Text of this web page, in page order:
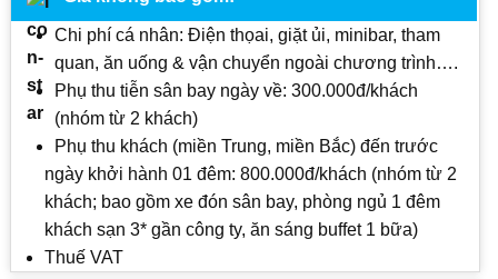
Chi phí cá nhân: Điện thọai, giặt ủi, minibar, tham
quan, ăn uống & vận chuyển ngoài chương trình….
Phụ thu tiễn sân bay ngày về: 300.000đ/khách
(nhóm từ 2 khách)
Phụ thu khách (miền Trung, miền Bắc) đến trước
ngày khởi hành 01 đêm: 800.000đ/khách (nhóm từ 2
khách; bao gồm xe đón sân bay, phòng ngủ 1 đêm
khách sạn 3* gần công ty, ăn sáng buffet 1 bữa)
Thuế VAT